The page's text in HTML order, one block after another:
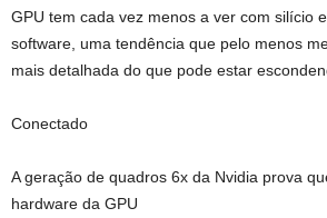
GPU tem cada vez menos a ver com silício e
software, uma tendência que pelo menos
mais detalhada do que pode estar
Conectado
A geração de quadros 6x da Nvidia prova
hardware da GPU